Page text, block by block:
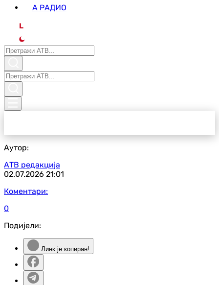
А РАДИО
L
Аутор:
АТВ редакција
02.07.2026 21:01
Коментари:
0
Подијели:
Линк је копиран!